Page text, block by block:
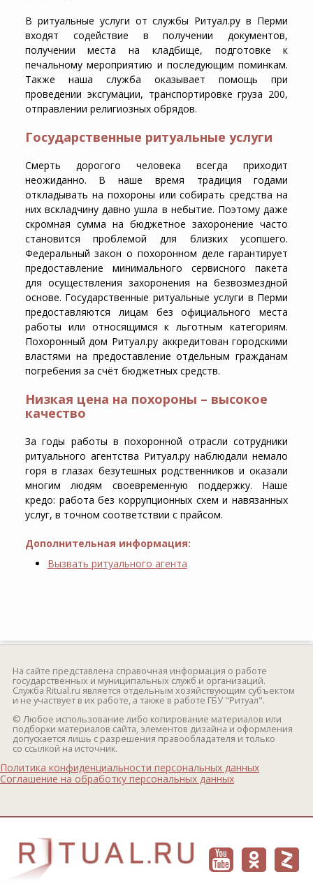
В ритуальные услуги от службы Ритуал.ру в Перми
входят содействие в получении документов,
получении места на кладбище, подготовке к
печальному мероприятию и последующим поминкам.
Также наша служба оказывает помощь при
проведении эксгумации, транспортировке груза 200,
отправлении религиозных обрядов.
Государственные ритуальные услуги
Смерть дорогого человека всегда приходит
неожиданно. В наше время традиция годами
откладывать на похороны или собирать средства на
них вскладчину давно ушла в небытие. Поэтому даже
скромная сумма на бюджетное захоронение часто
становится проблемой для близких усопшего.
Федеральный закон о похоронном деле гарантирует
предоставление минимального сервисного пакета
для осуществления захоронения на безвозмездной
основе. Государственные ритуальные услуги в Перми
предоставляются лицам без официального места
работы или относящимся к льготным категориям.
Похоронный дом Ритуал.ру аккредитован городскими
властями на предоставление отдельным гражданам
погребения за счёт бюджетных средств.
Низкая цена на похороны – высокое
качество
За годы работы в похоронной отрасли сотрудники
ритуального агентства Ритуал.ру наблюдали немало
горя в глазах безутешных родственников и оказали
многим людям своевременную поддержку. Наше
кредо: работа без коррупционных схем и навязанных
услуг, в точном соответствии с прайсом.
Дополнительная информация:
Вызвать ритуального агента
На сайте представлена справочная информация о работе
государственных и муниципальных служб и организаций.
Служба Ritual.ru является отдельным хозяйствующим субъектом
и не участвует в их работе, а также в работе ГБУ "Ритуал".
© Любое использование либо копирование материалов или
подборки материалов сайта, элементов дизайна и оформления
допускается лишь с разрешения правообладателя и только
со ссылкой на источник.
Политика конфиденциальности персональных данных
Соглашение на обработку персональных данных